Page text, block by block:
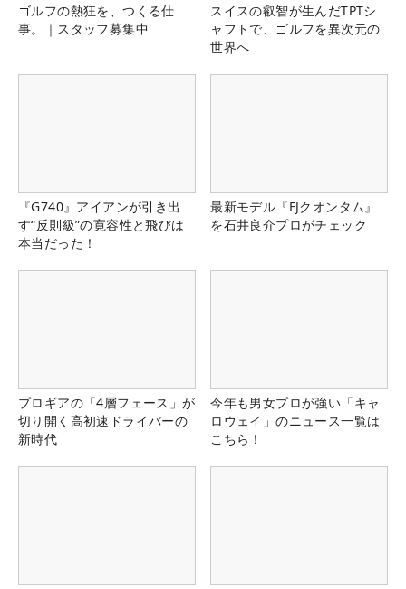
ゴルフの熱狂を、つくる仕
事。｜スタッフ募集中
スイスの叡智が生んだTPTシ
ャフトで、ゴルフを異次元の
世界へ
『G740』アイアンが引き出
す“反則級”の寛容性と飛びは
本当だった！
最新モデル『FJクオンタム』
を石井良介プロがチェック
プロギアの「4層フェース」が
切り開く高初速ドライバーの
新時代
今年も男女プロが強い「キャ
ロウェイ」のニュース一覧は
こちら！